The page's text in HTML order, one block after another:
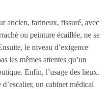
ancien, farineux, fissuré, avec
ou peinture écaillée, ne se
le niveau d’exigence
les mêmes attentes qu’un
Enfin, l’usage des lieux.
un cabinet médical